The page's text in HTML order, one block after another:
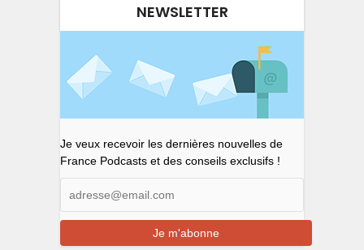
NEWSLETTER
Je veux recevoir les dernières nouvelles de
France Podcasts et des conseils exclusifs !